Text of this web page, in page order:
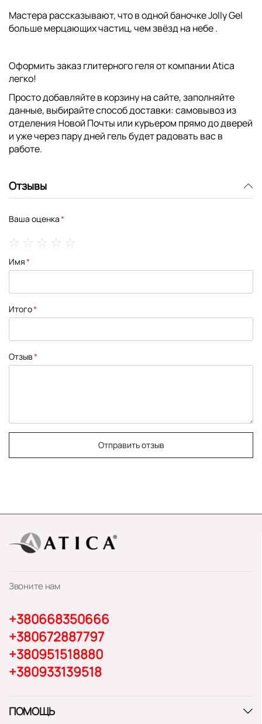
Мастера рассказывают, что в одной баночке Jolly Gel
больше мерцающих частиц, чем звёзд на небе .
Оформить заказ глитерного геля от компании Atica
легко!
Просто добавляйте в корзину на сайте, заполняйте
данные, выбирайте способ доставки: самовывоз из
отделения Новой Почты или курьером прямо до дверей
и уже через пару дней гель будет радовать вас в
работе.
Отзывы
Ваша оценка
star
stars
stars
stars
stars
Имя
Итого
Отзыв
Отправить отзыв
Звоните нам
+380668350666
+380672887797
+380951518880
+380933139518
ПОМОЩЬ